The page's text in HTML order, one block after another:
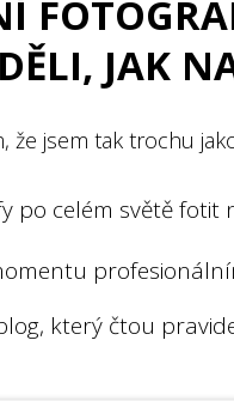
JAK
že jsem tak trochu
po celém světě fotit
který čtou